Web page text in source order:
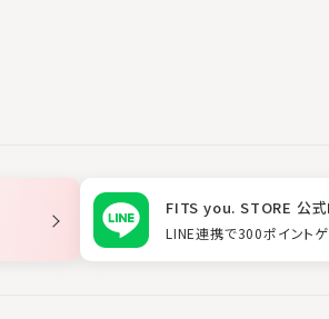
FITS you. STORE 公
LINE連携で300ポイントゲ